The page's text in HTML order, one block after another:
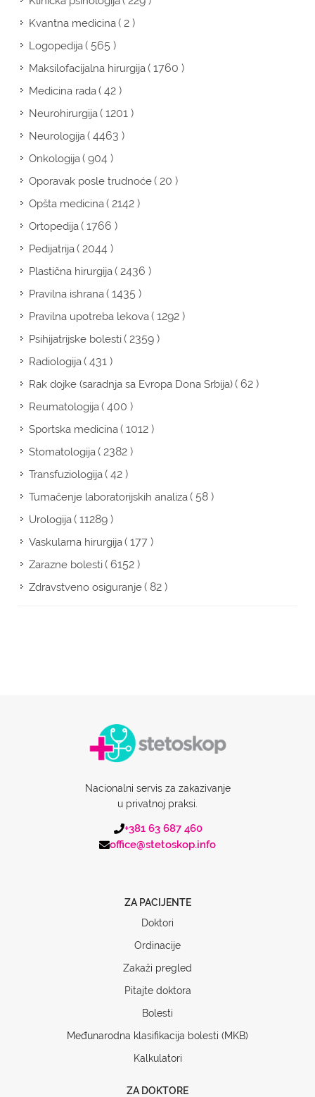
Kvantna medicina( 2 )
Logopedija( 565 )
Maksilofacijalna hirurgija( 1760 )
Medicina rada( 42 )
Neurohirurgija( 1201 )
Neurologija( 4463 )
Onkologija( 904 )
Oporavak posle trudnoće( 20 )
Opšta medicina( 2142 )
Ortopedija( 1766 )
Pedijatrija( 2044 )
Plastična hirurgija( 2436 )
Pravilna ishrana( 1435 )
Pravilna upotreba lekova( 1292 )
Psihijatrijske bolesti( 2359 )
Radiologija( 431 )
Rak dojke (saradnja sa Evropa Dona Srbija)( 62 )
Reumatologija( 400 )
Sportska medicina( 1012 )
Stomatologija( 2382 )
Transfuziologija( 42 )
Tumačenje laboratorijskih analiza( 58 )
Urologija( 11289 )
Vaskularna hirurgija( 177 )
Zarazne bolesti( 6152 )
Zdravstveno osiguranje( 82 )
Nacionalni servis za zakazivanje
u privatnoj praksi.
+381 63 687 460
office@stetoskop.info
ZA PACIJENTE
Doktori
Ordinacije
Zakaži pregled
Pitajte doktora
Bolesti
Međunarodna klasifikacija bolesti (MKB)
Kalkulatori
ZA DOKTORE